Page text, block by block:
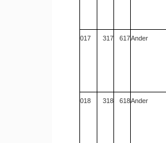
017 317 617Ander
018 318 618Ander